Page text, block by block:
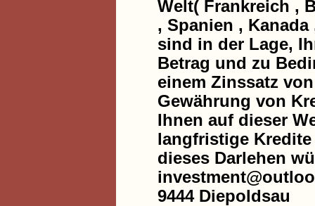
Welt( Frankreich ,
, Spanien ,
sind in der Lage,
Betrag und zu
einem Zinssatz
Gewährung von
Ihnen auf dieser
langfristige Kredite
dieses Darlehen
9444 Diepoldsau